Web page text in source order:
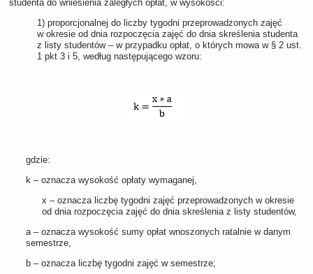
studenta do wniesienia zaległych opłat, w wysokości:
1) proporcjonalnej do liczby tygodni przeprowadzonych zajęć
w okresie od dnia rozpoczęcia zajęć do dnia skreślenia studenta
z listy studentów – w przypadku opłat, o których mowa w § 2 ust.
1 pkt 3 i 5, według następującego wzoru:
gdzie:
k – oznacza wysokość opłaty wymaganej,
x – oznacza liczbę tygodni zajęć przeprowadzonych w okresie
od dnia rozpoczęcia zajęć do dnia skreślenia z listy studentów,
a – oznacza wysokość sumy opłat wnoszonych ratalnie w danym
semestrze,
b – oznacza liczbę tygodni zajęć w semestrze;